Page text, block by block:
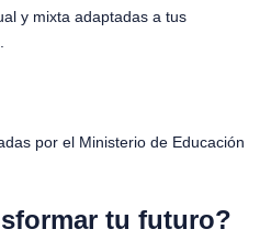
y mixta adaptadas a tus
por el Ministerio de Educación
tu futuro?